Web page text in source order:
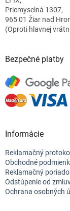
Priemyselná 1307,
965 01 Žiar nad
(Oproti hlavnej
Bezpečné platby
Informácie
Reklamačný protokol
Obchodné
Reklamačný
Odstúpenie od
Ochrana osobných